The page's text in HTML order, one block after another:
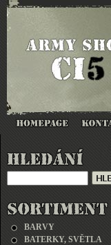
BARVY
BATERKY, SVĚTLA